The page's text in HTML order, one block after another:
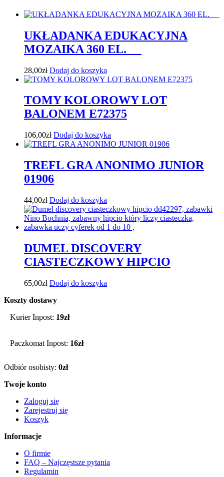
UKŁADANKA EDUKACYJNA
MOZAIKA 360 EL.
28,00zł Dodaj do koszyka
TOMY KOLOROWY LOT
BALONEM E72375
106,00zł Dodaj do koszyka
TREFL GRA ANONIMO JUNIOR
01906
44,00zł Dodaj do koszyka
DUMEL DISCOVERY
CIASTECZKOWY HIPCIO
65,00zł Dodaj do koszyka
Koszty dostawy
Kurier Inpost: 19zł
Paczkomat Inpost: 16zł
Odbiór osobisty: 0zł
Twoje konto
Zaloguj się
Zarejestruj się
Koszyk
Informacje
O firmie
FAQ – Najczęstsze pytania
Regulamin